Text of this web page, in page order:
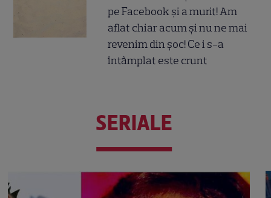
pe Facebook și a murit! Am
aflat chiar acum și nu ne mai
revenim din șoc! Ce i s-a
întâmplat este crunt
SERIALE